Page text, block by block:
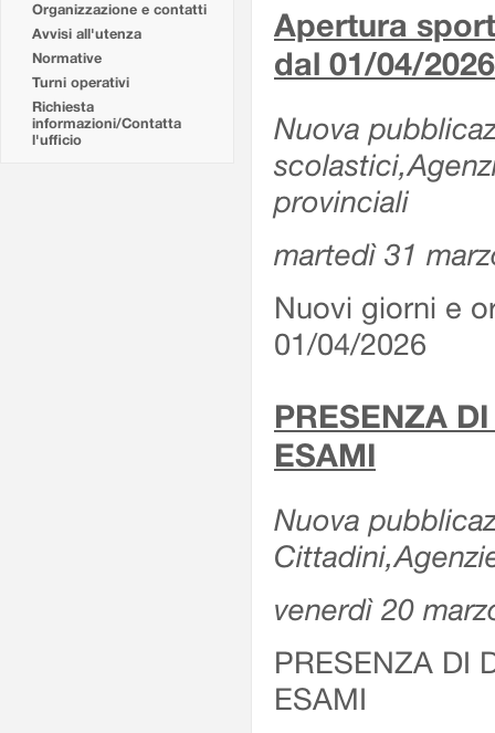
Organizzazione e contatti
Avvisi all'utenza
Normative
Turni operativi
Richiesta
informazioni/Contatta
l'ufficio
Apertura
dal 01/04/2026
Nuova
provinciali
martedì 31
Nuovi giorni e
01/04/2026
PRESENZA
ESAMI
Nuova
venerdì 20
PRESENZA DI
ESAMI